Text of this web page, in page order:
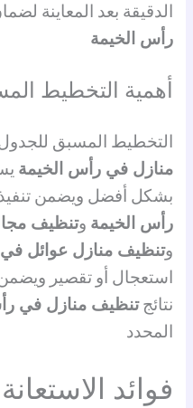
الدقيقة بعد المعاينة
رأس الخيمة
أهمية التخطيط
التخطيط المسبق
منازل في رأس الخيمة
بشكل أفضل ويضمن
رأس الخيمة وتنظيف
وتنظيف منازل عوائل
استعجال أو تقصير
نتائجتنظيف منازل في
المحدد
فوائد